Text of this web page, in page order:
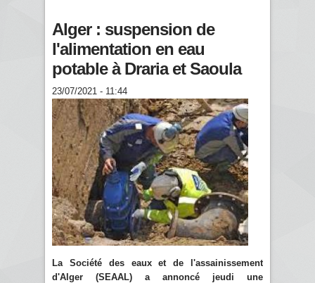
Alger : suspension de
l'alimentation en eau
potable à Draria et Saoula
23/07/2021 - 11:44
La Société des eaux et de l'assainissement
d'Alger (SEAAL) a annoncé jeudi une